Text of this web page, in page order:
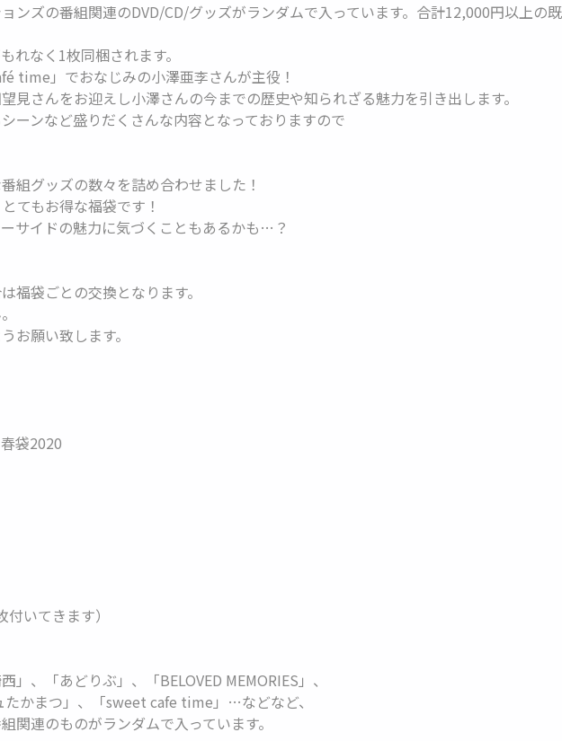
ンズの番組関連のDVD/CD/グッズがランダムで入っています。合計12,000円以上の
れなく1枚同梱されます。
time」でおなじみの小澤亜李さんが主役！
見さんをお迎えし小澤さんの今までの歴史や知られざる魅力を引き出します。
ーンなど盛りだくさんな内容となっておりますので
組グッズの数々を詰め合わせました！
てもお得な福袋です！
サイドの魅力に気づくこともあるかも…？
袋ごとの交換となります。
お願い致します。
袋2020
いてきます）
、「あどりぶ」、「BELOVED MEMORIES」、
たかまつ」、「sweet cafe time」…などなど、
関連のものがランダムで入っています。